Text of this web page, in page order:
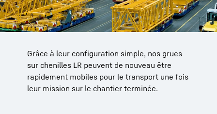
Grâce à leur configuration simple, nos grues
sur chenilles LR peuvent de nouveau être
rapidement mobiles pour le transport une fois
leur mission sur le chantier terminée.